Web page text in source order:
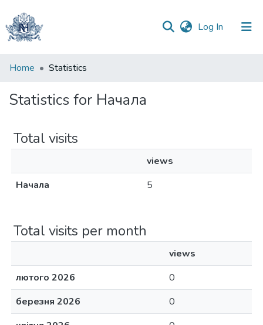
Log In (current)
Communities
Collections
Home Statistics
Statistics for Начала
Total visits
views
Начала
5
Total visits per month
views
лютого 2026
0
березня 2026
0